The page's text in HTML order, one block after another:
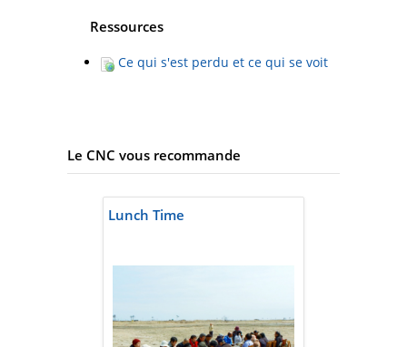
Ressources
Ce qui s'est perdu et ce qui se voit
Le CNC vous recommande
Lunch Time